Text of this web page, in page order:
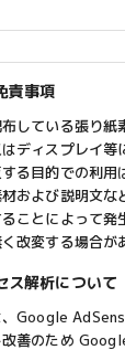
責事項
している張り紙
ディスプレイ等
る目的での利用
および説明文な
ことによって発
改変する場合が
ス解析について
Google
善のため